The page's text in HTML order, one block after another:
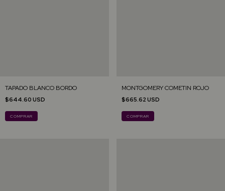
TAPADO BLANCO BORDO
$644.60 USD
COMPRAR
MONTGOMERY COMETIN ROJO
$665.62 USD
COMPRAR